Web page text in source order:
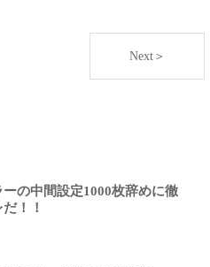
Next＞
の中間設定1000枚辞めに徹
！！